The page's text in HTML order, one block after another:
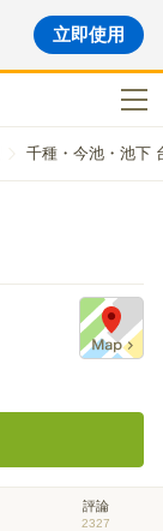
立即使用
千種・今池・池下
評論
2327